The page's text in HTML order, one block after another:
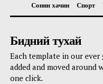
Сонин хачин
Спорт
Бидний тухай
Each template in our
added and moved
one click.